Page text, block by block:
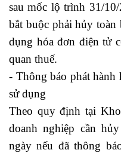
sau mốc lộ trình 31/
bắt buộc phải hủy
dụng hóa đơn điện tử
quan thuế.
- Thông báo phát
sử dụng
Theo quy định tại
doanh nghiệp cần
ngày nếu đã thông